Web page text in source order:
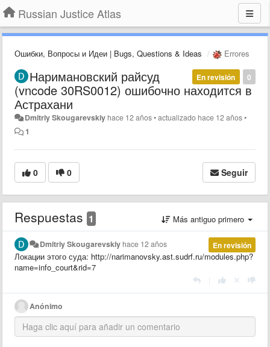
Russian Justice Atlas
Ошибки, Вопросы и Идеи | Bugs, Questions & Ideas Errores
0
En revisión
Наримановский райсуд
(vncode 30RS0012) ошибочно находится в
Астрахани
Dmitriy Skougarevskiy hace 12 años•actualizado hace 12 años•
1
0 0 Seguir
Respuestas 1 Más antiguo primero
En revisión
Dmitriy Skougarevskiy hace 12 años
Локации этого суда: http://narimanovsky.ast.sudrf.ru/modules.php?
name=info_court&rid=7
Anónimo